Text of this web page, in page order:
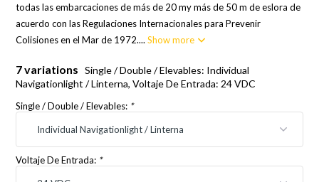
todas las embarcaciones de más de 20 my más de 50 m de eslora de
acuerdo con las Regulaciones Internacionales para Prevenir
Colisiones en el Mar de 1972....Show more
7 variations
Single / Double / Elevables: Individual
Navigationlight / Linterna, Voltaje De Entrada: 24 VDC
Single / Double / Elevables: *
Voltaje De Entrada: *